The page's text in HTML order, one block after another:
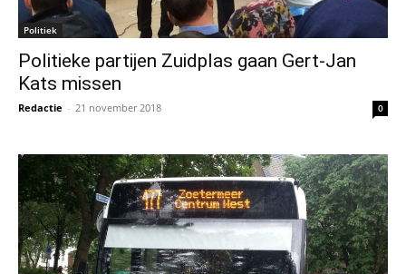
Politiek
Politieke partijen Zuidplas gaan Gert-Jan
Kats missen
Redactie - 21 november 2018 0